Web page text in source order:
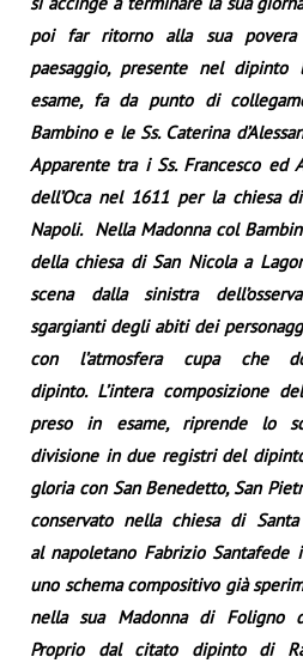
poi far ritorno alla sua povera
paesaggio, presente nel dipinto
esame, fa da punto di
Bambino e le Ss. Caterina
Apparente tra i Ss. Francesco ed
dell’Oca nel 1611 per la chiesa
Napoli. Nella Madonna col
della chiesa di San Nicola a
scena dalla sinistra
sgargianti degli abiti dei
con l’atmosfera cupa che
dipinto. L’intera composizione
preso in esame, riprende lo
divisione in due registri del
gloria con San Benedetto, San
conservato nella chiesa di
al napoletano Fabrizio
uno schema compositivo già
nella sua Madonna di Foligno
Proprio dal citato dipinto di